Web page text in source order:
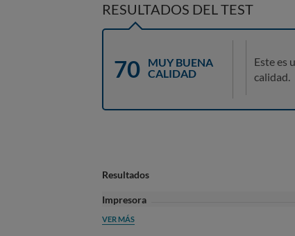
RESULTADOS DEL TEST
70
MUY BUENA
CALIDAD
Este es
calidad.
Resultados
Impresora
VER MÁS